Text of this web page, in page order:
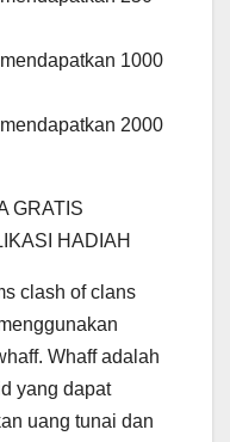
1000
2000
GRATIS
HADIAH
clash of clans
Whaff adalah
yang dapat
uang tunai dan